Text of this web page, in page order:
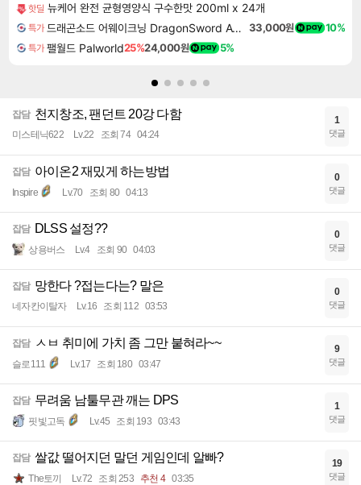
핫딜 뉴케어 완전 균형영양식 구수한맛 200ml x 24개
특가 드래곤소드 어웨이크닝 DragonSword Awakening 33,000원 10%
특가 팰월드 Palworld25%24,000원 5%
잡담 천지창조, 팬던트 20강 다함
미스테닉622 Lv.22 조회 74 04:24
1
댓글
잡담 아이온2 재밌게 하는방법
Inspire Lv.70 조회 80 04:13
0
댓글
잡담 DLSS 설정??
상용버스 Lv.4 조회 90 04:03
0
댓글
잡담 망한다 ?접는다는? 말은
네자칸이탈자 Lv.16 조회 112 03:53
0
댓글
잡담 ㅅㅂ 취미에 가치 좀 그만 붙혀라~~
슬로111 Lv.17 조회 180 03:47
9
댓글
잡담 무려움 남툴무관 깨는 DPS
핏빛고독 Lv.45 조회 193 03:43
1
댓글
잡담 쌀값 떨어지던 말던 게임인데 알빠?
The토끼 Lv.72 조회 253 추천 4 03:35
19
댓글